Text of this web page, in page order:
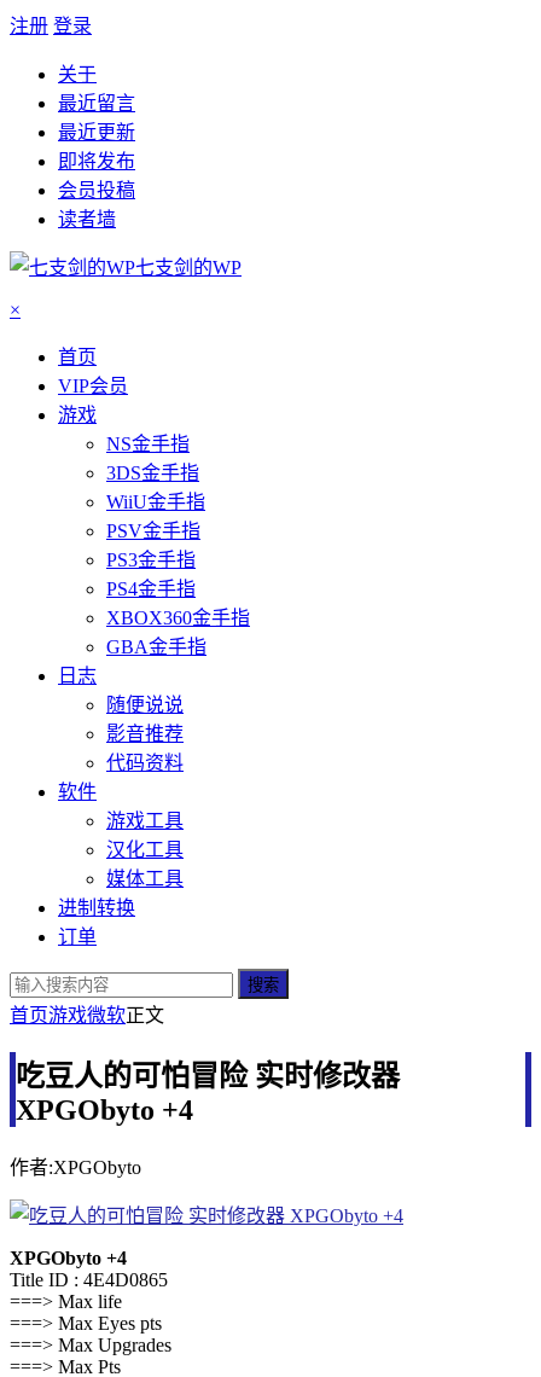
注册 登录
关于
最近留言
最近更新
即将发布
会员投稿
读者墙
七支剑的WP
×
首页
VIP会员
游戏
NS金手指
3DS金手指
WiiU金手指
PSV金手指
PS3金手指
PS4金手指
XBOX360金手指
GBA金手指
日志
随便说说
影音推荐
代码资料
软件
游戏工具
汉化工具
媒体工具
进制转换
订单
搜索
首页游戏微软正文
吃豆人的可怕冒险 实时修改器
XPGObyto +4
作者:XPGObyto
XPGObyto +4
Title ID : 4E4D0865
===> Max life
===> Max Eyes pts
===> Max Upgrades
===> Max Pts